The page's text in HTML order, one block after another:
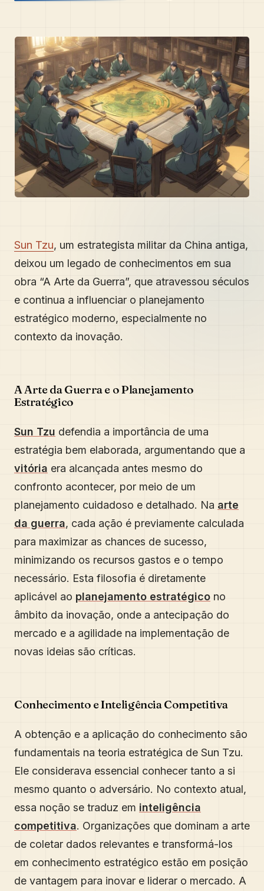
Sun Tzu, um estrategista militar da China antiga,
deixou um legado de conhecimentos em sua
obra “A Arte da Guerra”, que atravessou séculos
e continua a influenciar o planejamento
estratégico moderno, especialmente no
contexto da inovação.
A Arte da Guerra e o Planejamento
Estratégico
Sun Tzu defendia a importância de uma
estratégia bem elaborada, argumentando que a
vitória era alcançada antes mesmo do
confronto acontecer, por meio de um
planejamento cuidadoso e detalhado. Na arte
da guerra, cada ação é previamente calculada
para maximizar as chances de sucesso,
minimizando os recursos gastos e o tempo
necessário. Esta filosofia é diretamente
aplicável ao planejamento estratégico no
âmbito da inovação, onde a antecipação do
mercado e a agilidade na implementação de
novas ideias são críticas.
Conhecimento e Inteligência Competitiva
A obtenção e a aplicação do conhecimento são
fundamentais na teoria estratégica de Sun Tzu.
Ele considerava essencial conhecer tanto a si
mesmo quanto o adversário. No contexto atual,
essa noção se traduz em inteligência
competitiva. Organizações que dominam a arte
de coletar dados relevantes e transformá-los
em conhecimento estratégico estão em posição
de vantagem para inovar e liderar o mercado. A